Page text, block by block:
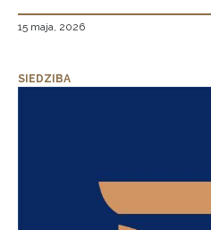
15 maja, 2026
SIEDZIBA